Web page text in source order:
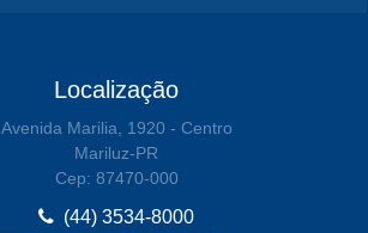
Localização
Avenida Marilia, 1920 - Centro
Mariluz-PR
Cep: 87470-000
(44) 3534-8000